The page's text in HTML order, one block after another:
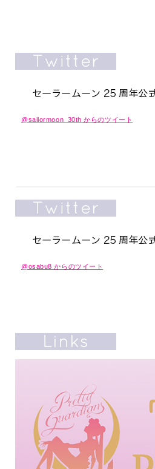
@sailormoon_30th からのツイート
@osabu8 からのツイート